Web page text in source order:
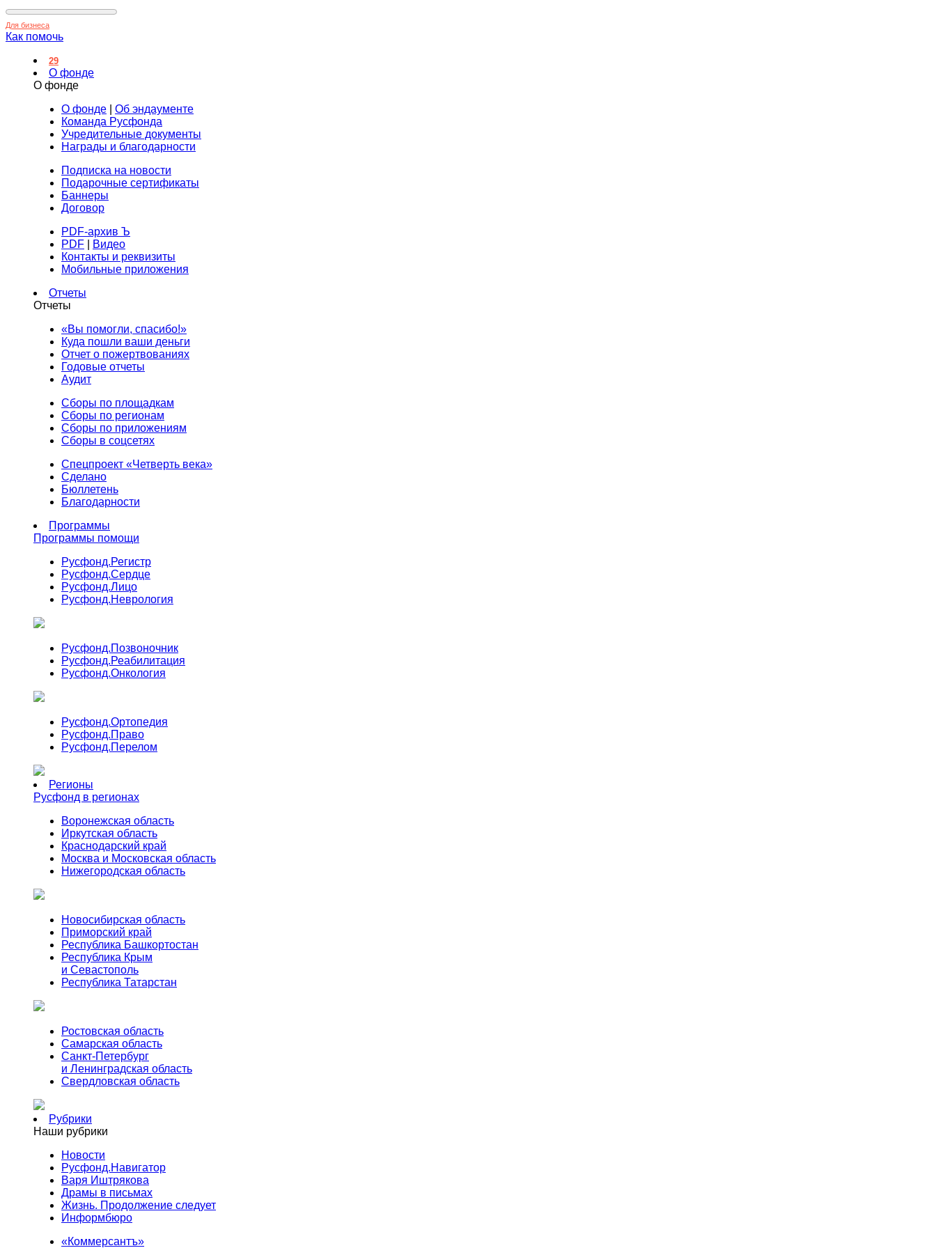
Для бизнеса
Как помочь
29
О фонде
О фонде
О фонде
Об эндаументе
Команда Русфонда
Учредительные документы
Награды и благодарности
Подписка на новости
Подарочные сертификаты
Баннеры
Договор
PDF-архив Ъ
PDF
Видео
Контакты и реквизиты
Мобильные приложения
Отчеты
Отчеты
«Вы помогли, спасибо!»
Куда пошли ваши деньги
Отчет о пожертвованиях
Годовые отчеты
Аудит
Сборы по площадкам
Сборы по регионам
Сборы по приложениям
Сборы в соцсетях
Спецпроект «Четверть века»
Сделано
Бюллетень
Благодарности
Программы
Программы помощи
Русфонд.Регистр
Русфонд.Сердце
Русфонд.Лицо
Русфонд.Неврология
Русфонд.Позвоночник
Русфонд.Реабилитация
Русфонд.Онкология
Русфонд.Ортопедия
Русфонд.Право
Русфонд.Перелом
Регионы
Русфонд в регионах
Воронежская область
Иркутская область
Краснодарский край
Москва и Московская область
Нижегородская область
Новосибирская область
Приморский край
Республика Башкортостан
Республика Крым
и Севастополь
Республика Татарстан
Ростовская область
Самарская область
Санкт-Петербург
и Ленинградская область
Свердловская область
Рубрики
Наши рубрики
Новости
Русфонд.Навигатор
Варя Иштрякова
Драмы в письмах
Жизнь. Продолжение следует
Информбюро
«Коммерсантъ»